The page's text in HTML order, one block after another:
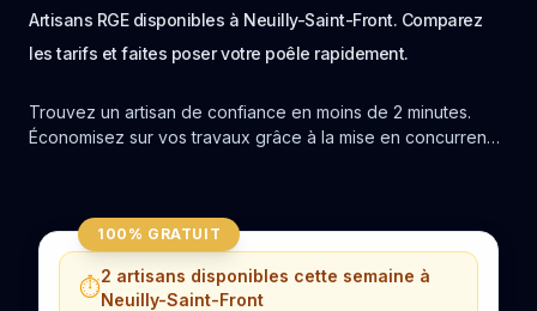
Artisans RGE disponibles à Neuilly-Saint-Front. Comparez
les tarifs et faites poser votre poêle rapidement.
Trouvez un artisan de confiance en moins de 2 minutes.
Économisez sur vos travaux grâce à la mise en concurrence
100% GRATUIT
⏱️2 artisans disponibles cette semaine à
Neuilly-Saint-Front